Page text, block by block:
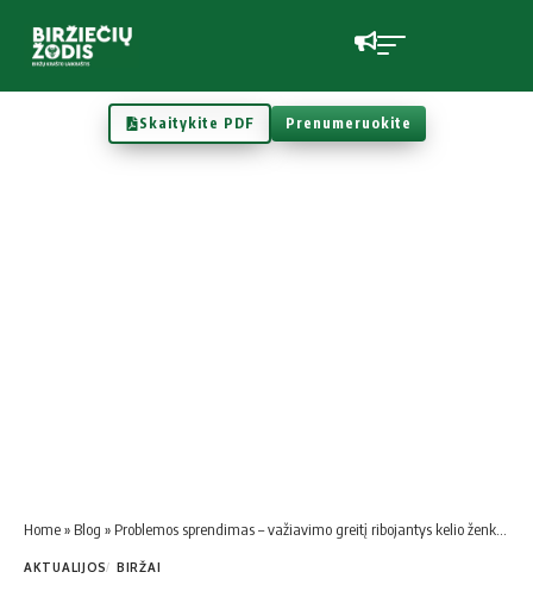
Skaitykite PDF Prenumeruokite
Home» Blog » Problemos sprendimas – važiavimo greitį ribojantys kelio ženklai
AKTUALIJOS BIRŽAI